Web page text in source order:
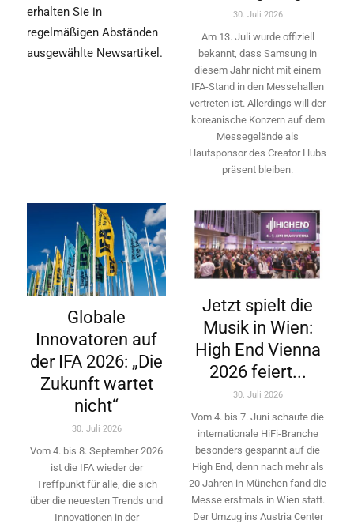
erhalten Sie in
regelmäßigen Abständen
ausgewählte Newsartikel.
30. Juli 2026
Am 13. Juli wurde offiziell
bekannt, dass Samsung in
diesem Jahr nicht mit einem
IFA-Stand in den Messehallen
vertreten ist. Allerdings will ­der
koreanische Konzern auf dem
Messegelände als
Hautsponsor des Creator Hubs
präsent bleiben.
Globale
Innovatoren auf
der IFA 2026: „Die
Zukunft wartet
nicht“
30. Juli 2026
Vom 4. bis 8. September 2026
ist die IFA wieder der
Treffpunkt für alle, die sich
über die neuesten Trends und
Innovationen in der
Jetzt spielt die
Musik in Wien:
High End Vienna
2026 feiert...
30. Juli 2026
Vom 4. bis 7. Juni schaute die
internationale HiFi-Branche
besonders gespannt auf die
High End, denn nach mehr als
20 Jahren in München fand die
Messe erstmals in Wien statt.
Der Umzug ins Austria Center